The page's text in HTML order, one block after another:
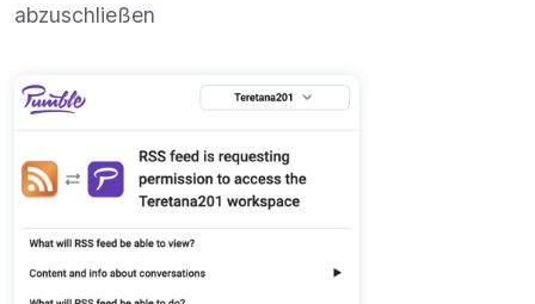
abzuschließen